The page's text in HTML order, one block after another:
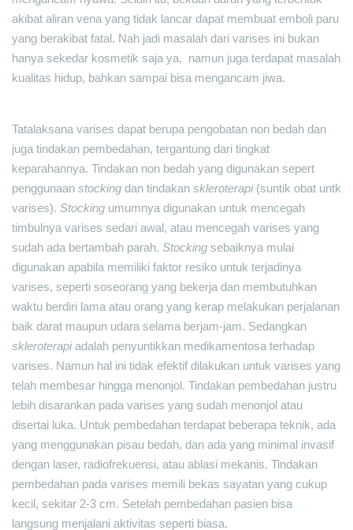
akibat aliran vena yang tidak lancar dapat membuat emboli paru
yang berakibat fatal. Nah jadi masalah dari varises ini bukan
hanya sekedar kosmetik saja ya, namun juga terdapat masalah
kualitas hidup, bahkan sampai bisa mengancam jiwa.
Tatalaksana varises dapat berupa pengobatan non bedah dan
juga tindakan pembedahan, tergantung dari tingkat
keparahannya. Tindakan non bedah yang digunakan sepert
penggunaan stocking dan tindakan skleroterapi(suntik obat untk
varises). Stocking umumnya digunakan untuk mencegah
timbulnya varises sedari awal, atau mencegah varises yang
sudah ada bertambah parah. Stocking sebaiknya mulai
digunakan apabila memiliki faktor resiko untuk terjadinya
varises, seperti soseorang yang bekerja dan membutuhkan
waktu berdiri lama atau orang yang kerap melakukan perjalanan
baik darat maupun udara selama berjam-jam. Sedangkan
skleroterapiadalah penyuntikkan medikamentosa terhadap
varises. Namun hal ini tidak efektif dilakukan untuk varises yang
telah membesar hingga menonjol. Tindakan pembedahan justru
lebih disarankan pada varises yang sudah menonjol atau
disertai luka. Untuk pembedahan terdapat beberapa teknik, ada
yang menggunakan pisau bedah, dan ada yang minimal invasif
dengan laser, radiofrekuensi, atau ablasi mekanis. Tindakan
pembedahan pada varises memili bekas sayatan yang cukup
kecil, sekitar 2-3 cm. Setelah pembedahan pasien bisa
langsung menjalani aktivitas seperti biasa.